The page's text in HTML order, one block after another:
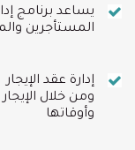
يساعد برنامج
المستأجرين
إدارة عقد
ومن خلال
وأوقاتها